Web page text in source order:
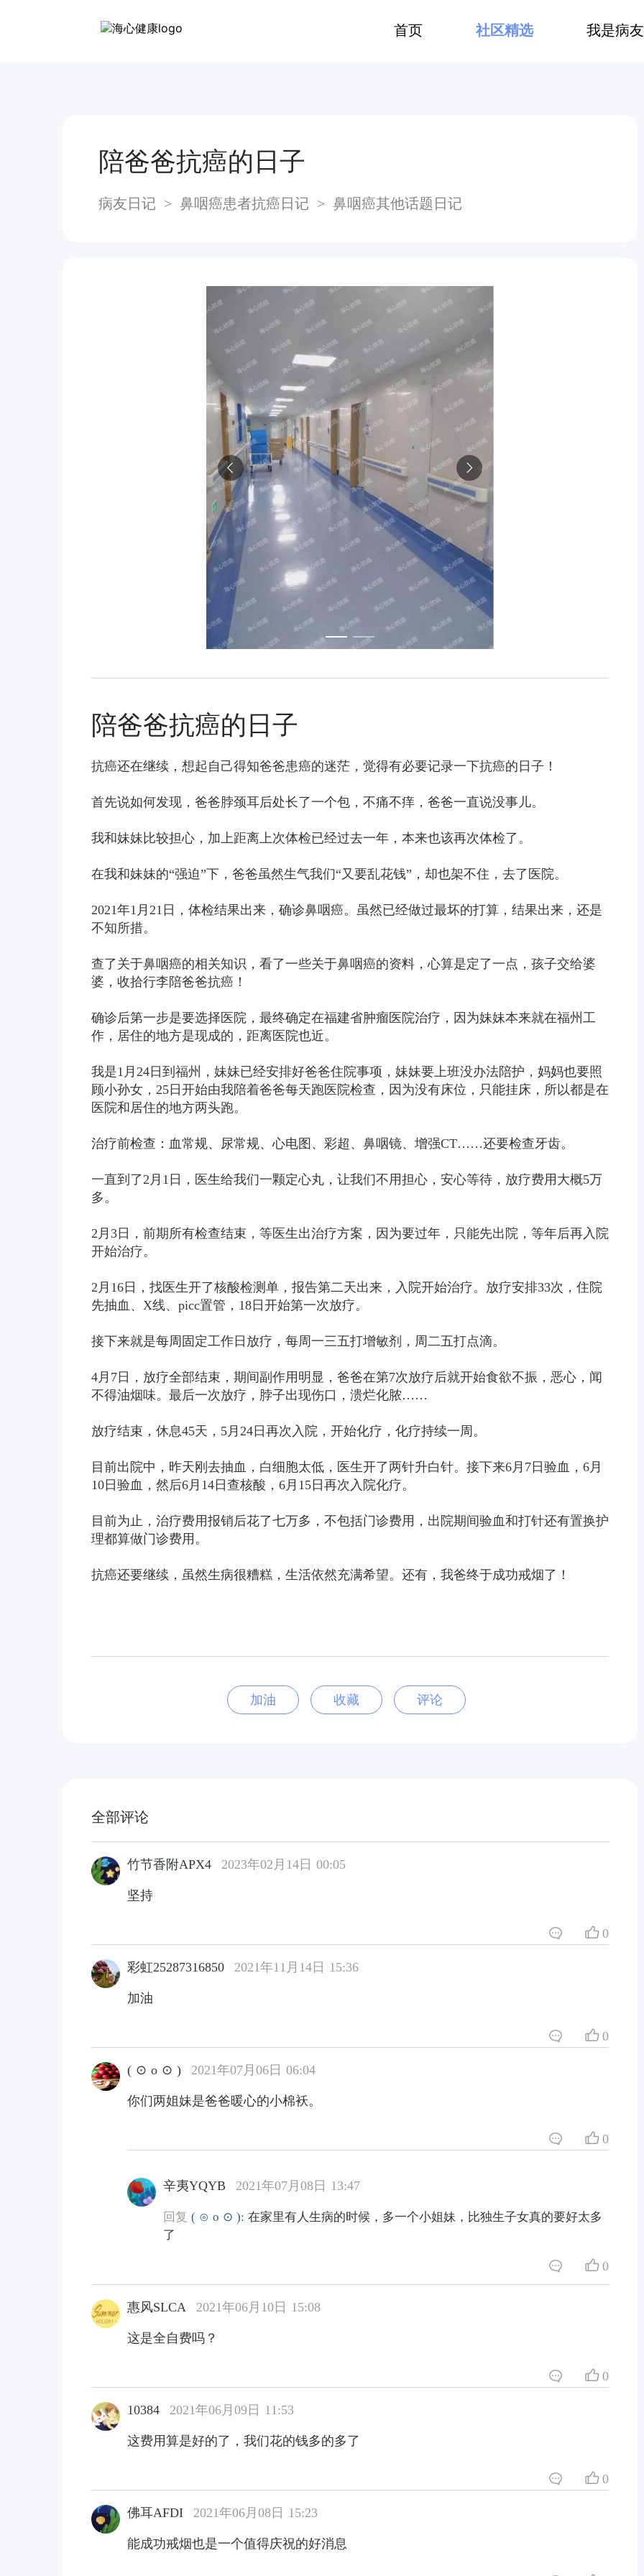
首页 社区精选 我是病友
陪爸爸抗癌的日子
病友日记 > ⿐咽癌患者抗癌日记 > ⿐咽癌其他话题日记
陪爸爸抗癌的日子
抗癌还在继续，想起自己得知爸爸患癌的迷茫，觉得有必要记录一下抗癌的日子！
首先说如何发现，爸爸脖颈耳后处长了一个包，不痛不痒，爸爸一直说没事儿。
我和妹妹比较担心，加上距离上次体检已经过去一年，本来也该再次体检了。
在我和妹妹的“强迫”下，爸爸虽然生气我们“又要乱花钱”，却也架不住，去了医院。
2021年1月21日，体检结果出来，确诊鼻咽癌。虽然已经做过最坏的打算，结果出来，还是
不知所措。
查了关于鼻咽癌的相关知识，看了一些关于鼻咽癌的资料，心算是定了一点，孩子交给婆
婆，收拾行李陪爸爸抗癌！
确诊后第一步是要选择医院，最终确定在福建省肿瘤医院治疗，因为妹妹本来就在福州工
作，居住的地方是现成的，距离医院也近。
我是1月24日到福州，妹妹已经安排好爸爸住院事项，妹妹要上班没办法陪护，妈妈也要照
顾小孙女，25日开始由我陪着爸爸每天跑医院检查，因为没有床位，只能挂床，所以都是在
医院和居住的地方两头跑。
治疗前检查：血常规、尿常规、心电图、彩超、鼻咽镜、增强CT……还要检查牙齿。
一直到了2月1日，医生给我们一颗定心丸，让我们不用担心，安心等待，放疗费用大概5万
多。
2月3日，前期所有检查结束，等医生出治疗方案，因为要过年，只能先出院，等年后再入院
开始治疗。
2月16日，找医生开了核酸检测单，报告第二天出来，入院开始治疗。放疗安排33次，住院
先抽血、X线、picc置管，18日开始第一次放疗。
接下来就是每周固定工作日放疗，每周一三五打增敏剂，周二五打点滴。
4月7日，放疗全部结束，期间副作用明显，爸爸在第7次放疗后就开始食欲不振，恶心，闻
不得油烟味。最后一次放疗，脖子出现伤口，溃烂化脓……
放疗结束，休息45天，5月24日再次入院，开始化疗，化疗持续一周。
目前出院中，昨天刚去抽血，白细胞太低，医生开了两针升白针。接下来6月7日验血，6月
10日验血，然后6月14日查核酸，6月15日再次入院化疗。
目前为止，治疗费用报销后花了七万多，不包括门诊费用，出院期间验血和打针还有置换护
理都算做门诊费用。
抗癌还要继续，虽然生病很糟糕，生活依然充满希望。还有，我爸终于成功戒烟了！
加油 收藏 评论
全部评论
竹节香附APX4 2023年02月14日 00:05
坚持
0
彩虹25287316850 2021年11月14日 15:36
加油
0
( ⊙ o ⊙ ) 2021年07月06日 06:04
你们两姐妹是爸爸暖心的小棉袄。
0
辛夷YQYB 2021年07月08日 13:47
回复 ( ⊙ o ⊙ ): 在家里有人生病的时候，多一个小姐妹，比独生子女真的要好太多
了
0
惠风SLCA 2021年06月10日 15:08
这是全自费吗？
0
10384 2021年06月09日 11:53
这费用算是好的了，我们花的钱多的多了
0
佛耳AFDI 2021年06月08日 15:23
能成功戒烟也是一个值得庆祝的好消息